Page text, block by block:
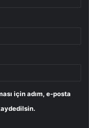
için adım, e-posta